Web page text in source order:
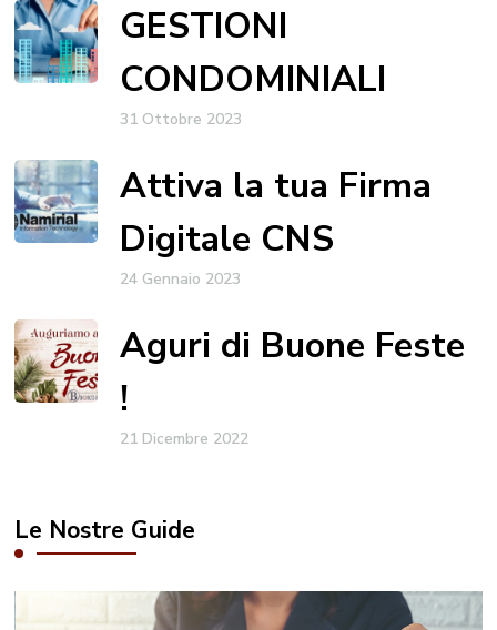
GESTIONI
CONDOMINIALI
31 Ottobre 2023
Attiva la tua Firma
Digitale CNS
24 Gennaio 2023
Aguri di Buone Feste
!
21 Dicembre 2022
Le Nostre Guide